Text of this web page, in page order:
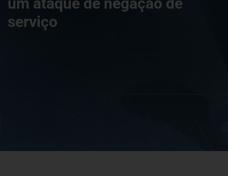
serviço